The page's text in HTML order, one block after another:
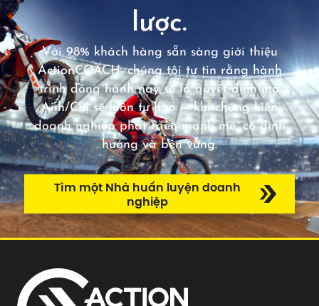
lược.
Với 98% khách hàng sẵn sàng giới thiệu
ActionCOACH, chúng tôi tự tin rằng hành
trình đồng hành này sẽ là quyết định mà
Anh/Chị sẽ luôn tự hào — khi chứng kiến
doanh nghiệp phát triển mạnh mẽ, có định
hướng và bền vững.
Tìm một Nhà huấn luyện doanh
nghiệp